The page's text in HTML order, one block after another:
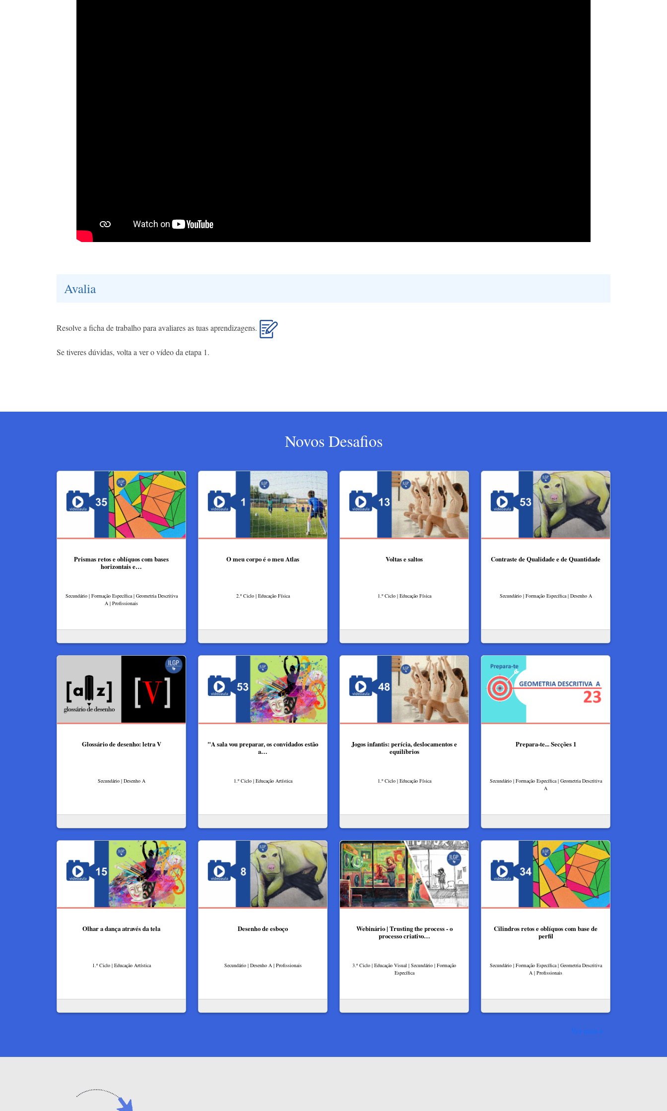
Avalia
Resolve a ficha de trabalho para avaliares as tuas aprendizagens.
Se tiveres dúvidas, volta a ver o vídeo da etapa 1.
Novos Desafios
Prismas retos e oblíquos com bases
horizontais e…
Secundário | Formação Específica | Geometria Descritiva
A | Profissionais
O meu corpo é o meu Atlas
2.º Ciclo | Educação Física
Voltas e saltos
1.º Ciclo | Educação Física
Contraste de Qualidade e de Quantidade
Secundário | Formação Específica | Desenho A
Glossário de desenho: letra V
Secundário | Desenho A
"A sala vou preparar, os convidados estão
a…
1.º Ciclo | Educação Artística
Jogos infantis: perícia, deslocamentos e
equilíbrios
1.º Ciclo | Educação Física
Prepara-te... Secções 1
Secundário | Formação Específica | Geometria Descritiva
A
Olhar a dança através da tela
1.º Ciclo | Educação Artística
Desenho de esboço
Secundário | Desenho A | Profissionais
Webinário | Trusting the process - o
processo criativo…
3.º Ciclo | Educação Visual | Secundário | Formação
Específica
Cilindros retos e oblíquos com base de
perfil
Secundário | Formação Específica | Geometria Descritiva
A | Profissionais
Ver mais